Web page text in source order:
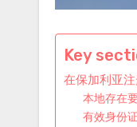
Key
在保加利亚
本地存在
有效身份